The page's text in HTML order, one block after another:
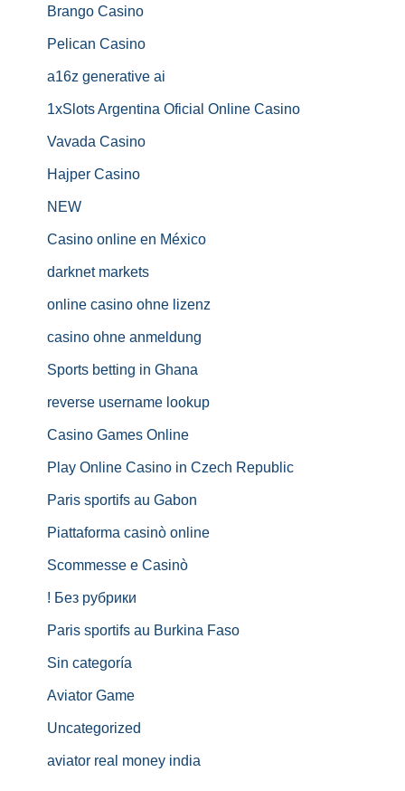
Brango Casino
Pelican Casino
a16z generative ai
1xSlots Argentina Oficial Online Casino
Vavada Casino
Hajper Casino
NEW
Casino online en México
darknet markets
online casino ohne lizenz
casino ohne anmeldung
Sports betting in Ghana
reverse username lookup
Casino Games Online
Play Online Casino in Czech Republic
Paris sportifs au Gabon
Piattaforma casinò online
Scommesse e Casinò
! Без рубрики
Paris sportifs au Burkina Faso
Sin categoría
Aviator Game
Uncategorized
aviator real money india